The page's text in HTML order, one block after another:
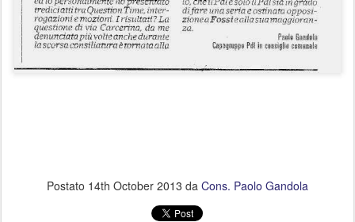
Postato 14th October 2013 da Cons. Paolo Gandola